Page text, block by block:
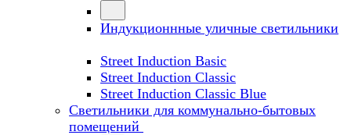
Индукционнные уличные светильники
Street Induction Basic
Street Induction Classic
Street Induction Classic Blue
Светильники для коммунально-бытовых
помещений